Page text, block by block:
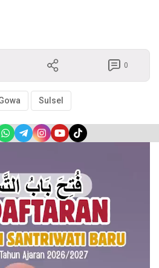
0
Sulsel